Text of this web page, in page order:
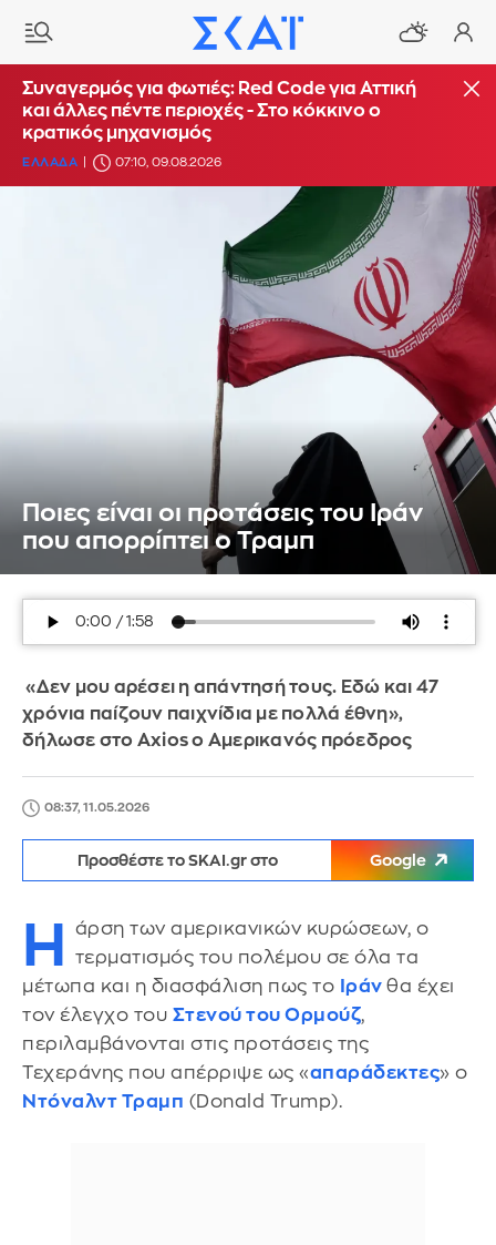
Συναγερμός για φωτιές: Red Code για Αττική
και άλλες πέντε περιοχές - Στο κόκκινο ο
κρατικός μηχανισμός
ΕΛΛΑΔΑ 07:10, 09.08.2026
Ποιες είναι οι προτάσεις του Ιράν
που απορρίπτει ο Τραμπ
«Δεν μου αρέσει η απάντησή τους. Εδώ και 47
χρόνια παίζουν παιχνίδια με πολλά έθνη»,
δήλωσε στο Axios ο Αμερικανός πρόεδρος
08:37, 11.05.2026
Προσθέστε το SKAI.gr στο Google
Η
άρση των αμερικανικών κυρώσεων, ο
τερματισμός του πολέμου σε όλα τα
μέτωπα και η διασφάλιση πως το Ιράν θα έχει
τον έλεγχο του Στενού του Ορμούζ,
περιλαμβάνονται στις προτάσεις της
Τεχεράνης που απέρριψε ως «απαράδεκτες» ο
Ντόναλντ Τραμπ (Donald Trump).